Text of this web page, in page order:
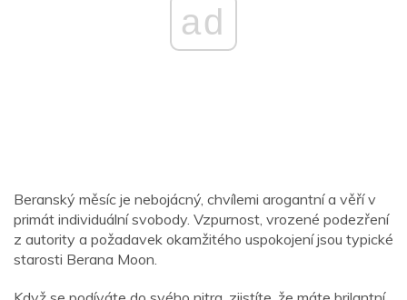
ad
Beranský měsíc je nebojácný, chvílemi arogantní a věří v
primát individuální svobody. Vzpurnost, vrozené podezření
z autority a požadavek okamžitého uspokojení jsou typické
starosti Berana Moon.